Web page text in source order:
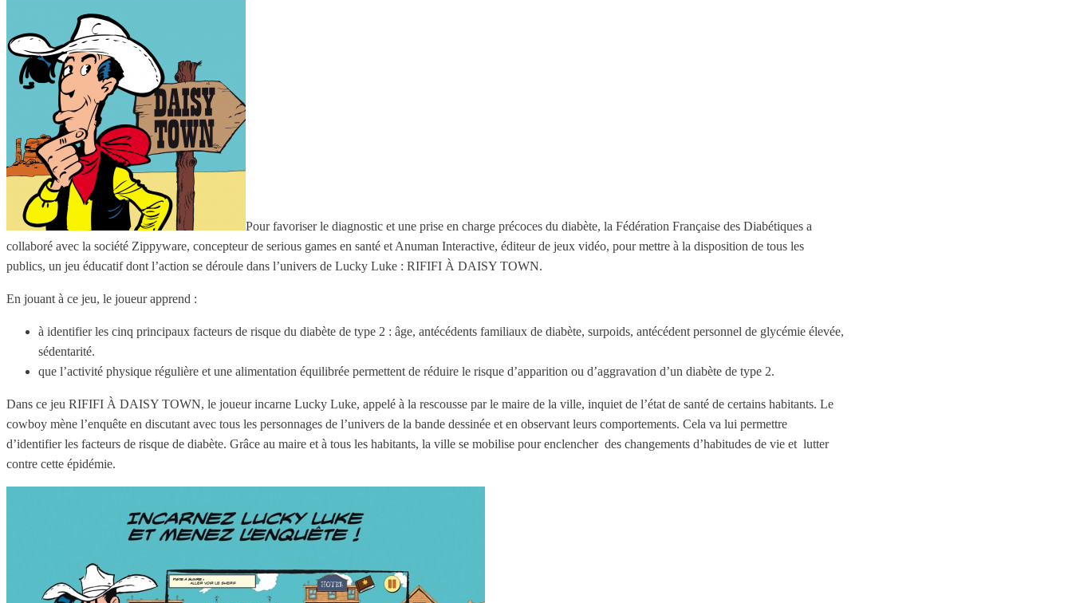
Pour favoriser le diagnostic et une prise en charge précoces du diabète, la Fédération Française des Diabétiques a
collaboré avec la société Zippyware, concepteur de serious games en santé et Anuman Interactive, éditeur de jeux vidéo, pour mettre à la disposition de tous les
publics, un jeu éducatif dont l’action se déroule dans l’univers de Lucky Luke : RIFIFI À DAISY TOWN.
En jouant à ce jeu, le joueur apprend :
à identifier les cinq principaux facteurs de risque du diabète de type 2 : âge, antécédents familiaux de diabète, surpoids, antécédent personnel de glycémie élevée,
sédentarité.
que l’activité physique régulière et une alimentation équilibrée permettent de réduire le risque d’apparition ou d’aggravation d’un diabète de type 2.
Dans ce jeu RIFIFI À DAISY TOWN, le joueur incarne Lucky Luke, appelé à la rescousse par le maire de la ville, inquiet de l’état de santé de certains habitants. Le
cowboy mène l’enquête en discutant avec tous les personnages de l’univers de la bande dessinée et en observant leurs comportements. Cela va lui permettre
d’identifier les facteurs de risque de diabète. Grâce au maire et à tous les habitants, la ville se mobilise pour enclencher des changements d’habitudes de vie et lutter
contre cette épidémie.